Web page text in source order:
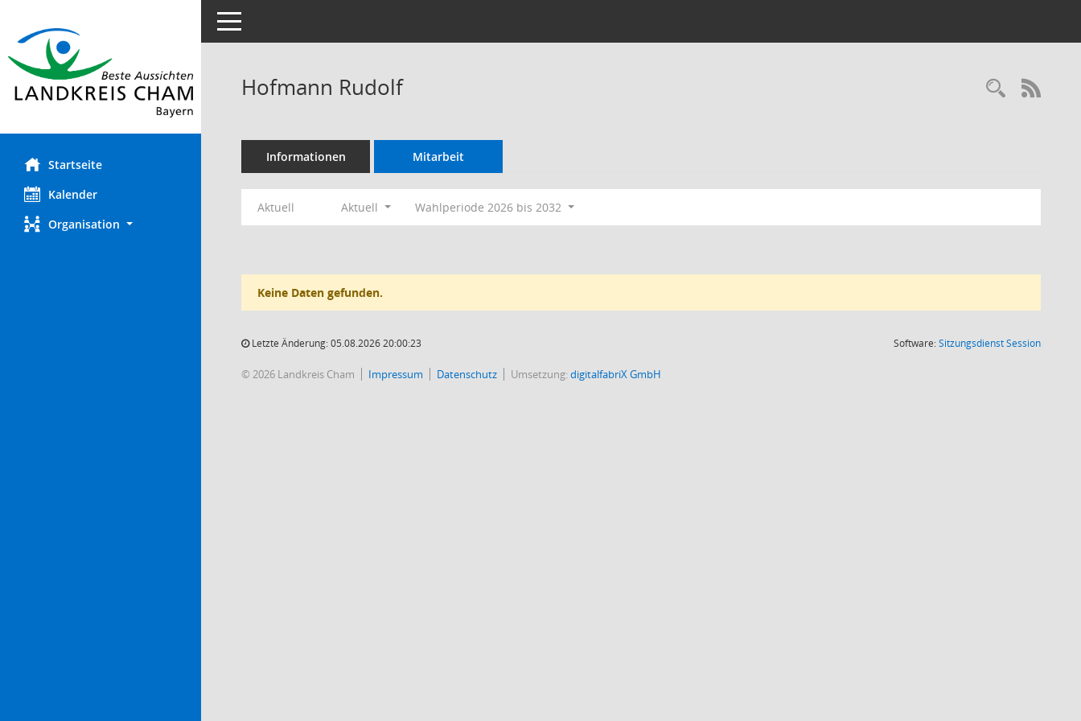
Startseite
Kalender
Organisation
Toggle navigation
Hofmann Rudolf
Informationen Mitarbeit
Aktuell Aktuell Wahlperiode 2026 bis 2032
Keine Daten gefunden.
Letzte Änderung: 05.08.2026 20:00:23 Software:SitzungsdienstSession(Wird in
© 2026 Landkreis Cham Impressum Datenschutz Umsetzung:digitalfabriX GmbH